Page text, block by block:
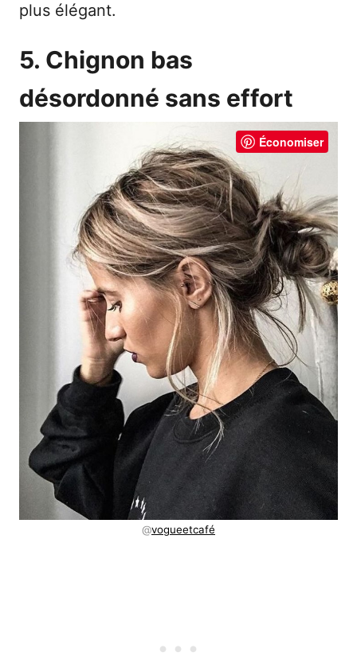
plus élégant.
5. Chignon bas
désordonné sans effort
Économiser
@vogueetcafé